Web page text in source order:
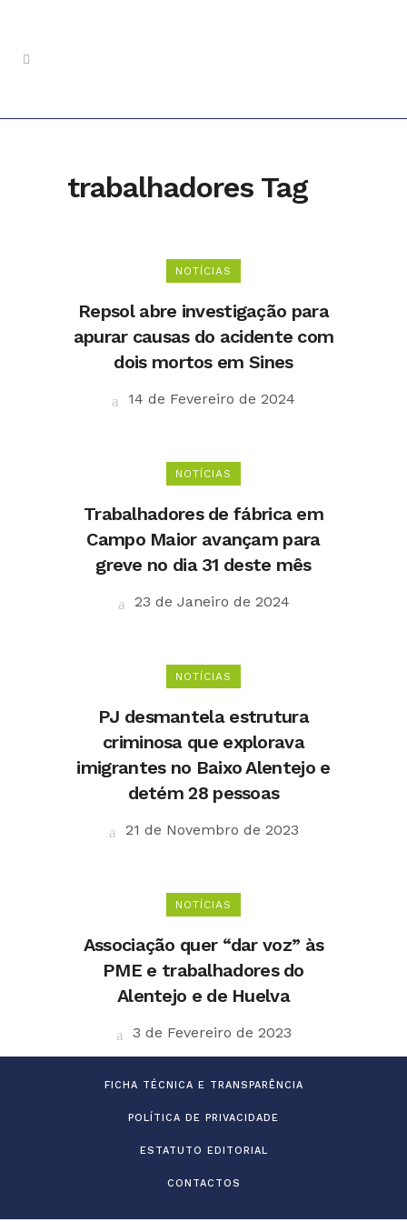
trabalhadores Tag
NOTÍCIAS
Repsol abre investigação para
apurar causas do acidente com
dois mortos em Sines
14 de Fevereiro de 2024
NOTÍCIAS
Trabalhadores de fábrica em
Campo Maior avançam para
greve no dia 31 deste mês
23 de Janeiro de 2024
NOTÍCIAS
PJ desmantela estrutura
criminosa que explorava
imigrantes no Baixo Alentejo e
detém 28 pessoas
21 de Novembro de 2023
NOTÍCIAS
Associação quer “dar voz” às
PME e trabalhadores do
Alentejo e de Huelva
3 de Fevereiro de 2023
FICHA TÉCNICA E TRANSPARÊNCIA
POLÍTICA DE PRIVACIDADE
ESTATUTO EDITORIAL
CONTACTOS